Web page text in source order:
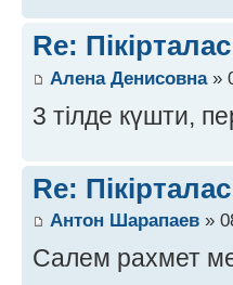
Re:
Алена Денисовна»
3 тілде күшти,
Re:
Антон Шарапаев »
Салем рахмет